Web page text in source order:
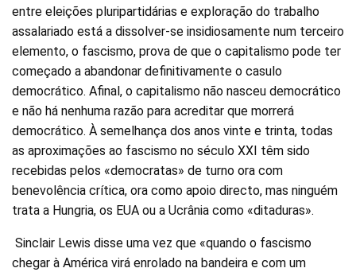
entre eleições pluripartidárias e exploração do trabalho
assalariado está a dissolver-se insidiosamente num terceiro
elemento, o fascismo, prova de que o capitalismo pode ter
começado a abandonar definitivamente o casulo
democrático. Afinal, o capitalismo não nasceu democrático
e não há nenhuma razão para acreditar que morrerá
democrático. À semelhança dos anos vinte e trinta, todas
as aproximações ao fascismo no século XXI têm sido
recebidas pelos «democratas» de turno ora com
benevolência crítica, ora como apoio directo, mas ninguém
trata a Hungria, os EUA ou a Ucrânia como «ditaduras».
Sinclair Lewis disse uma vez que «quando o fascismo
chegar à América virá enrolado na bandeira e com um